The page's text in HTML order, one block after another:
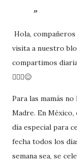
Hola,
visita a nuestro
compartimos
🙋🏽‍♂️😊
Para las mamás
Madre. En México,
día especial para
fecha todos los
semana sea, se